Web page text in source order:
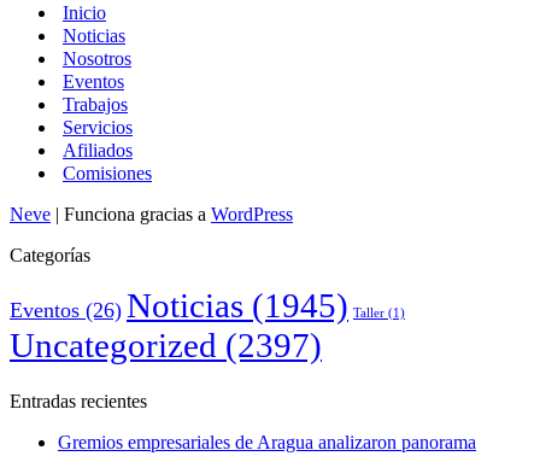
Inicio
Noticias
Nosotros
Eventos
Trabajos
Servicios
Afiliados
Comisiones
Neve | Funciona gracias a WordPress
Categorías
Eventos (26) Noticias (1945) Taller (1)
Uncategorized (2397)
Entradas recientes
Gremios empresariales de Aragua analizaron panorama